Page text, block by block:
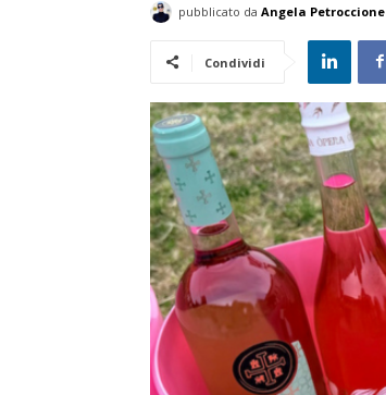
pubblicato da Angela Petroccione
Condividi